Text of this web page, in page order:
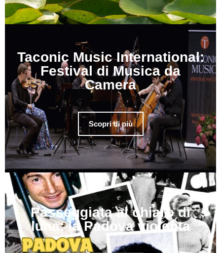
Taconic Music International:
Festival di Musica da
Camera
Scopri di più
Passeggiata al chiaro di
luna: la Padova violenta